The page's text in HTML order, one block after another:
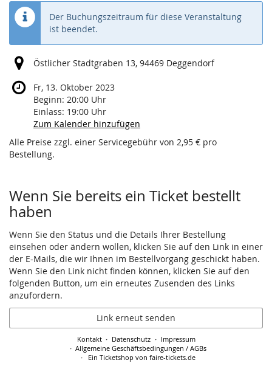
Der Buchungszeitraum für diese Veranstaltung
ist beendet.
Östlicher Stadtgraben 13, 94469 Deggendorf
Fr, 13. Oktober 2023
Beginn: 20:00 Uhr
Einlass: 19:00 Uhr
Zum Kalender hinzufügen
Alle Preise zzgl. einer Servicegebühr von 2,95 € pro
Bestellung.
Wenn Sie bereits ein Ticket bestellt
haben
Wenn Sie den Status und die Details Ihrer Bestellung
einsehen oder ändern wollen, klicken Sie auf den Link in einer
der E-Mails, die wir Ihnen im Bestellvorgang geschickt haben.
Wenn Sie den Link nicht finden können, klicken Sie auf den
folgenden Button, um ein erneutes Zusenden des Links
anzufordern.
Link erneut senden
Kontakt Datenschutz
Impressum
Allgemeine Geschäftsbedingungen / AGBs
Ein Ticketshop von faire-tickets.de